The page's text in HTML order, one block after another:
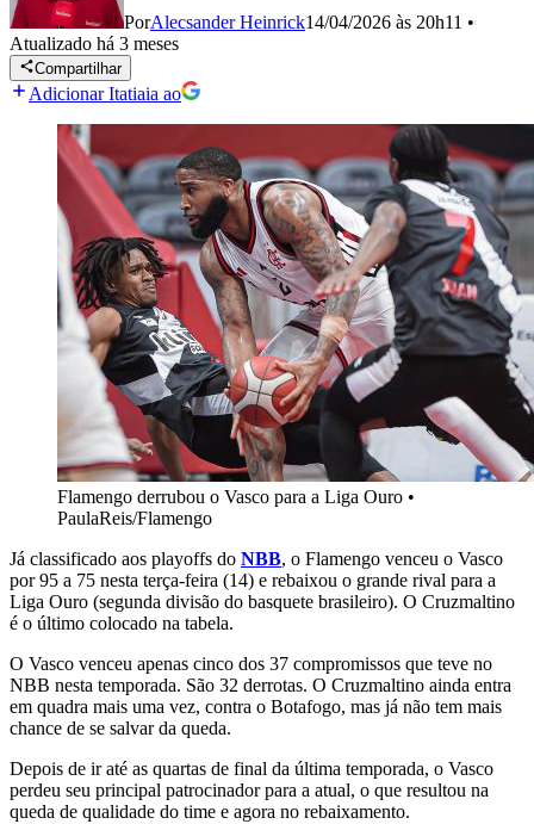
PorAlecsander Heinrick14/04/2026 às 20h11 •
Atualizado há 3 meses
Compartilhar
Adicionar Itatiaia ao
Flamengo derrubou o Vasco para a Liga Ouro •
PaulaReis/Flamengo
Já classificado aos playoffs do NBB, o Flamengo venceu o Vasco
por 95 a 75 nesta terça-feira (14) e rebaixou o grande rival para a
Liga Ouro (segunda divisão do basquete brasileiro). O Cruzmaltino
é o último colocado na tabela.
O Vasco venceu apenas cinco dos 37 compromissos que teve no
NBB nesta temporada. São 32 derrotas. O Cruzmaltino ainda entra
em quadra mais uma vez, contra o Botafogo, mas já não tem mais
chance de se salvar da queda.
Depois de ir até as quartas de final da última temporada, o Vasco
perdeu seu principal patrocinador para a atual, o que resultou na
queda de qualidade do time e agora no rebaixamento.